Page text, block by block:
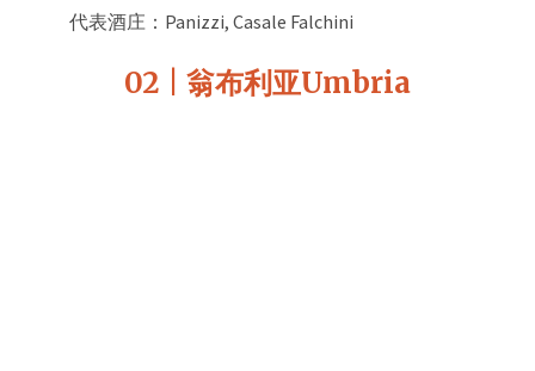
代表酒庄：Panizzi, Casale Falchini
02 | 翁布利亚Umbria